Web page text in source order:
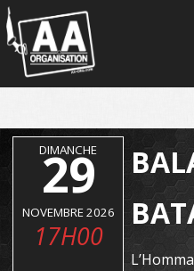
Panneau de gestion des cookies
DIMANCHE
29
NOVEMBRE 2026
17H00